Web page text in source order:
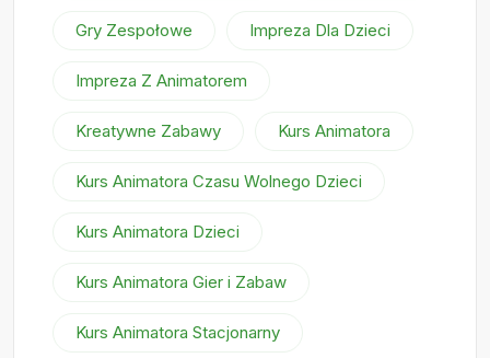
Gry Zespołowe Impreza Dla Dzieci
Impreza Z Animatorem
Kreatywne Zabawy Kurs Animatora
Kurs Animatora Czasu Wolnego Dzieci
Kurs Animatora Dzieci
Kurs Animatora Gier i Zabaw
Kurs Animatora Stacjonarny